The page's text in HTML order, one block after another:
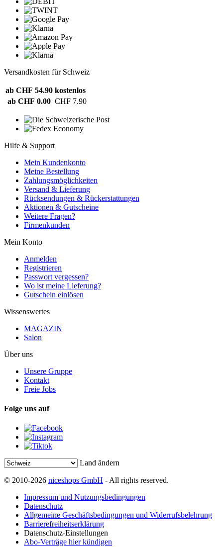
Versandkosten für Schweiz
ab CHF 54.90 kostenlos
ab CHF 0.00 CHF 7.90
Hilfe & Support
Mein Kundenkonto
Meine Bestellung
Zahlungsmöglichkeiten
Versand & Lieferung
Rücksendungen & Rückerstattungen
Aktionen & Gutscheine
Weitere Fragen?
Firmenkunden
Mein Konto
Anmelden
Registrieren
Passwort vergessen?
Wo ist meine Lieferung?
Gutschein einlösen
Wissenswertes
MAGAZIN
Salon
Über uns
Unsere Gruppe
Kontakt
Freie Jobs
Folge uns auf
Land ändern
© 2010-2026 niceshops GmbH - All rights reserved.
Impressum und Nutzungsbedingungen
Datenschutz
Allgemeine Geschäftsbedingungen und Widerrufsbelehrung
Barrierefreiheitserklärung
Datenschutz-Einstellungen
Abo-Verträge hier kündigen